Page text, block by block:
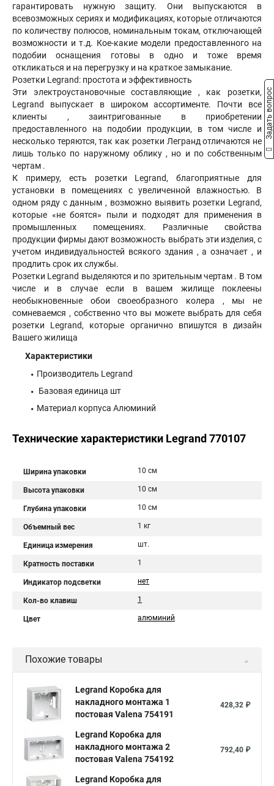
гарантировать нужную защиту. Они выпускаются в
всевозможных сериях и модификациях, которые отличаются
по количеству полюсов, номинальным токам, отключающей
возможности и т.д. Кое-какие модели предоставленного на
подобии оснащения готовы в одно и тоже время
откликаться и на перегрузку и на краткое замыкание.
Розетки Legrand: простота и эффективность
Эти электроустановочные составляющие , как розетки,
Legrand выпускает в широком ассортименте. Почти все
клиенты , заинтригованные в приобретении
предоставленного на подобии продукции, в том числе и
несколько теряются, так как розетки Легранд отличаются не
лишь только по наружному облику , но и по собственным
чертам .
К примеру, есть розетки Legrand, благоприятные для
установки в помещениях с увеличенной влажностью. В
одном ряду с данным , возможно выявить розетки Legrand,
которые «не боятся» пыли и подходят для применения в
промышленных помещениях. Различные свойства
продукции фирмы дают возможность выбрать эти изделия, с
учетом индивидуальностей всякого здания , а означает , и
продлить срок их службы.
Розетки Legrand выделяются и по зрительным чертам . В том
числе и в случае если в вашем жилище поклеены
необыкновенные обои своеобразного колера , мы не
сомневаемся , собственно что вы можете выбрать для себя
розетки Legrand, которые органично впишутся в дизайн
Вашего жилища
Характеристики
Производитель Legrand
Базовая единица шт
Материал корпуса Алюминий
Технические характеристики Legrand 770107
Ширина упаковки 10 см
Высота упаковки 10 см
Глубина упаковки 10 см
Объемный вес 1 кг
Единица измерения шт.
Кратность поставки 1
Индикатор подсветки нет
Кол-во клавиш 1
Цвет алюминий
Похожие товары
Legrand Коробка для
накладного монтажа 1
постовая Valena 754191
428,32 ₽
Legrand Коробка для
накладного монтажа 2
постовая Valena 754192
792,40 ₽
Legrand Коробка для
Задать вопрос